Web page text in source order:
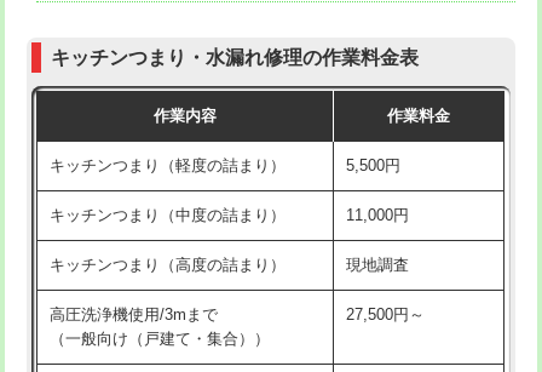
管・ポリ管・HT管使用/3ｍ超え)
排水管工事（土の掘削・埋め戻し作
11,000円~
排水管工事（排水管工事/3ｍまで） 55,000円
排水管工事（追加 排水管工事/3ｍ超
+11,000円
マス交換（土の掘削・埋め戻し作業）
マス交換（深さ50㎝未満）
式・ワンホール）)
交換・取付(排水栓・排水トラップ
22,000円+材料費
持込商品取付（単水栓）
キッチンつまり・水漏れ修理の作業料金表
作業内容 作業料金
キッチンつまり（軽度の詰まり） 5,500円
キッチンつまり（中度の詰まり） 11,000円
キッチンつまり（高度の詰まり） 現地調査
高圧洗浄機使用/3mまで
（一般向け（戸建て・集合））
27,500円～